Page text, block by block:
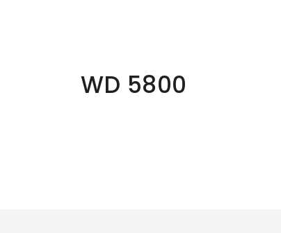
WD 5800